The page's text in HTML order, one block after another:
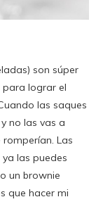
son súper
para lograr el
las saques
no las vas a
Las
las puedes
un brownie
que hacer mi